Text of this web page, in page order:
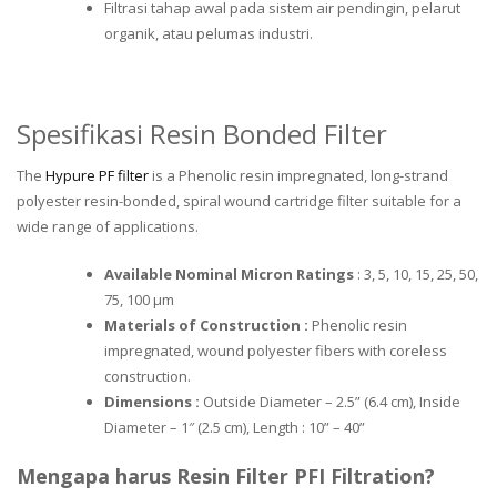
Filtrasi tahap awal pada sistem air pendingin, pelarut
organik, atau pelumas industri.
Spesifikasi Resin Bonded Filter
The Hypure PF filter is a Phenolic resin impregnated, long-strand
polyester resin-bonded, spiral wound cartridge filter suitable for a
wide range of applications.
Available Nominal Micron Ratings : 3, 5, 10, 15, 25, 50,
75, 100 μm
Materials of Construction : Phenolic resin
impregnated, wound polyester fibers with coreless
construction.
Dimensions : Outside Diameter – 2.5” (6.4 cm), Inside
Diameter – 1″ (2.5 cm), Length : 10” – 40”
Mengapa harus Resin Filter PFI Filtration?